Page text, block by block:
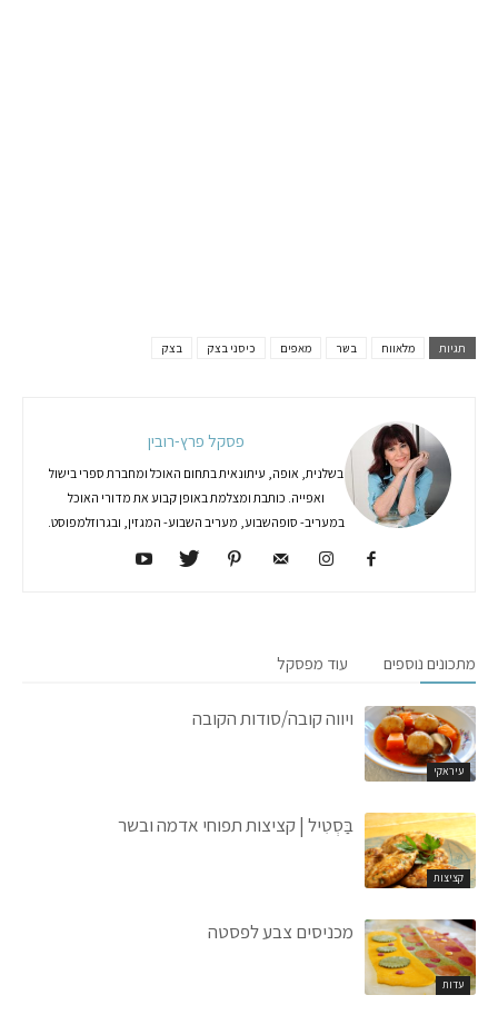
תגיות מלאווח בשר מאפים כיסני בצק בצק
פסקל פרץ-רובין
בשלנית, אופה, עיתונאית בתחום האוכל ומחברת ספרי בישול
ואפייה. כותבת ומצלמת באופן קבוע את מדורי האוכל
במעריב- סופהשבוע, מעריב השבוע- המגזין, ובגרוזלמפוסט.
מתכונים נוספים עוד מפסקל
עיראקי
ויווה קובה/סודות הקובה
קציצות
בַּסְטִיל | קציצות תפוחי אדמה ובשר
עדות
מכניסים צבע לפסטה